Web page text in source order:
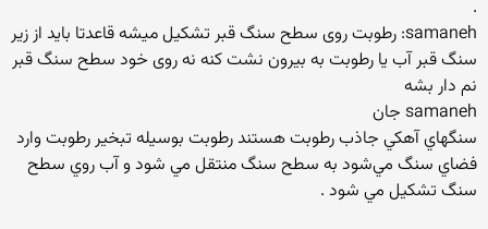
.
samaneh: رطوبت روی سطح سنگ قبر تشكیل میشه قاعدتا باید از زیر
سنگ قبر آب یا رطوبت به بیرون نشت كنه نه روی خود سطح سنگ قبر
نم دار بشه
samaneh جان
سنگهاي آهکي جاذب رطوبت هستند رطوبت بوسيله تبخير رطوبت وارد
فضاي سنگ مي‌شود به سطح سنگ منتقل مي شود و آب روي سطح
سنگ تشکيل مي شود .